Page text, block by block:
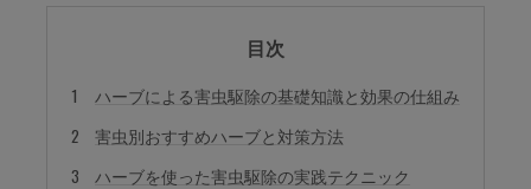
目次
ハーブによる害虫駆除の基礎知識と効果の仕組み
害虫別おすすめハーブと対策方法
ハーブを使った害虫駆除の実践テクニック